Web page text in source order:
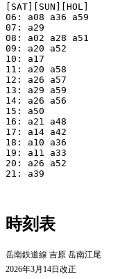
[SAT][SUN][HOL]
06: a08 a36 a59
07: a29
08: a02 a28 a51
09: a20 a52
10: a17
11: a20 a58
12: a26 a57
13: a29 a59
14: a26 a56
15: a50
16: a21 a48
17: a14 a42
18: a10 a36
19: a11 a33
20: a26 a52
21: a39
時刻表
岳南鉄道線 吉原 岳南江尾
2026年3月14日改正